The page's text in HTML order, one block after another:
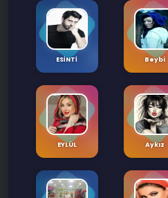
ESİNTİ Beybi
EYLÜL Aykız